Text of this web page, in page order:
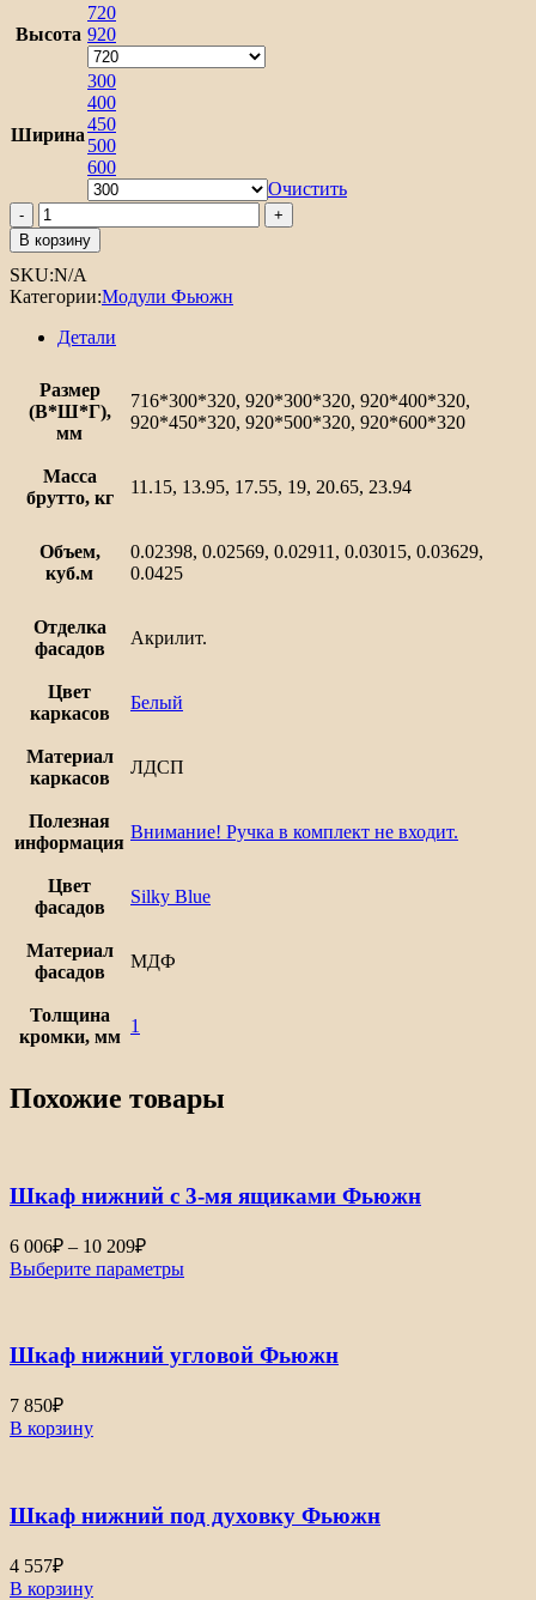
Высота
720
920
Ширина
300
400
450
500
600
Очистить
Количество
товара
Шкаф
верхний
с
ой
Фьюжн
В корзину
SKU:N/A
Категории:Модули Фьюжн
Детали
Размер
(В*Ш*Г),
мм
716*300*320, 920*300*320, 920*400*320,
920*450*320, 920*500*320, 920*600*320
Масса
брутто, кг
11.15, 13.95, 17.55, 19, 20.65, 23.94
Объем,
куб.м
0.02398, 0.02569, 0.02911, 0.03015, 0.03629,
0.0425
Отделка
фасадов
Акрилит.
Цвет
каркасов
Белый
Материал
каркасов
ЛДСП
Полезная
информация
Внимание! Ручка в комплект не входит.
Цвет
фасадов
Silky Blue
Материал
фасадов
МДФ
Толщина
кромки, мм
1
Похожие товары
Шкаф нижний с 3-мя ящиками Фьюжн
6 006₽ – 10 209₽Диапазон
цен:
6
10
Выберите параметры
Шкаф нижний угловой Фьюжн
7 850₽
В корзину
Шкаф нижний под духовку Фьюжн
4 557₽
В корзину